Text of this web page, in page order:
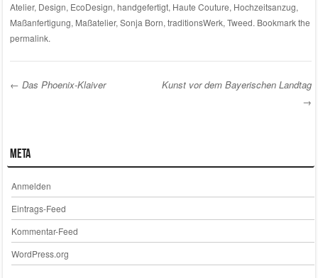
Atelier, Design, EcoDesign, handgefertigt, Haute Couture, Hochzeitsanzug,
Maßanfertigung, Maßatelier, Sonja Born, traditionsWerk, Tweed. Bookmark the
permalink.
← Das Phoenix-Klaiver
Kunst vor dem Bayerischen Landtag
→
Meta
Anmelden
Eintrags-Feed
Kommentar-Feed
WordPress.org